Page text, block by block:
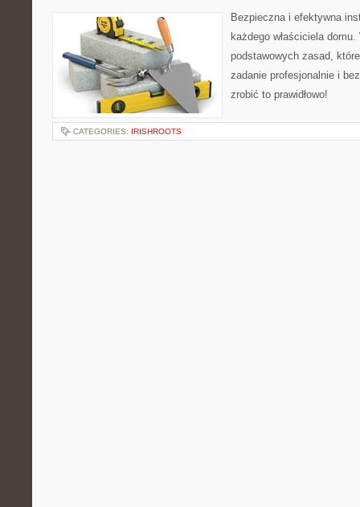
Bezpieczna i efektywna
każdego właściciela
podstawowych zasad,
zadanie profesjonalnie i
zrobić to prawidłowo!
CATEGORIES: IRISHROOTS